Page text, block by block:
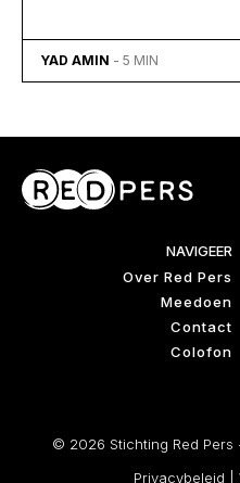
YAD AMIN - 5 MIN
NAVIGEER
Over Red Pers
Meedoen
Contact
Colofon
© 2026 Stichting Red
Privacybeleid